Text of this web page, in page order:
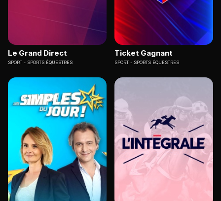
Le Grand Direct
SPORT SPORTS ÉQUESTRES
Ticket Gagnant
SPORT SPORTS ÉQUESTRES